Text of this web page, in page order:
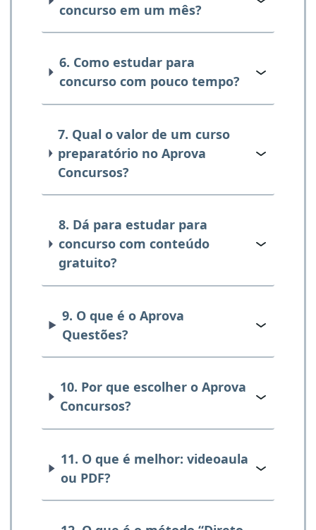
concurso em um mês?
6. Como estudar para
concurso com pouco tempo?
7. Qual o valor de um curso
preparatório no Aprova
Concursos?
8. Dá para estudar para
concurso com conteúdo
gratuito?
9. O que é o Aprova
Questões?
10. Por que escolher o Aprova
Concursos?
11. O que é melhor: videoaula
ou PDF?